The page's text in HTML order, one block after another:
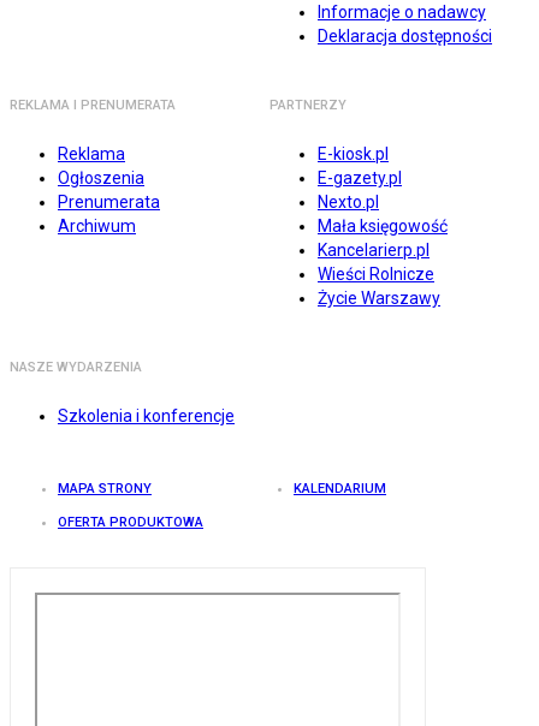
Informacje o nadawcy
Deklaracja dostępności
REKLAMA I PRENUMERATA
Reklama
Ogłoszenia
Prenumerata
Archiwum
PARTNERZY
E-kiosk.pl
E-gazety.pl
Nexto.pl
Mała księgowość
Kancelarierp.pl
Wieści Rolnicze
Życie Warszawy
NASZE WYDARZENIA
Szkolenia i konferencje
MAPA STRONY KALENDARIUM
OFERTA PRODUKTOWA